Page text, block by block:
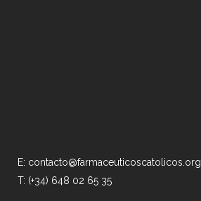
E: contacto@farmaceuticoscatolicos.org
T: (+34) 648 02 65 35